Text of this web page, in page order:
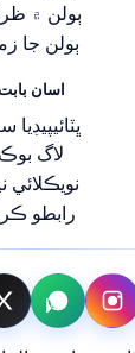
ٻولن ۾
ٻولن جا
اسان
لاگ بوڪ
نويڪلائي
رابطو